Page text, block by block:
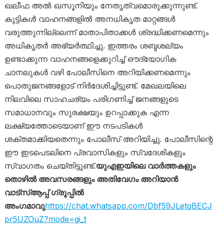
ഖലീഫ അൽ ഖസൂനിയും നേതൃത്വമൊരുക്കുന്നുണ്ട്.
കുട്ടികൾ വാഹനങ്ങളിൽ അനധികൃത മാറ്റങ്ങൾ
വരുത്തുന്നില്ലെന്ന് മാതാപിതാക്കൾ ശ്രദ്ധിക്കണമെന്നും
അധികൃതർ അഭ്യർത്ഥിച്ചു. ഇത്തരം ശബ്ദശല്യം
ഉണ്ടാക്കുന്ന വാഹനങ്ങളെക്കുറിച്ച് ഔദ്യോഗിക
ചാനലുകൾ വഴി പോലീസിനെ അറിയിക്കണമെന്നും
പൊതുജനങ്ങളോട് നിർദേശിച്ചിട്ടുണ്ട്. മേഖലയിലെ
നിലവിലെ സാഹചര്യം പരിഗണിച്ച് ജനങ്ങളുടെ
സമാധാനവും സുരക്ഷയും ഉറപ്പാക്കുക എന്ന
ലക്ഷ്യത്തോടെയാണ് ഈ നടപടികൾ
ശക്തമാക്കിയതെന്നും പോലീസ് അറിയിച്ചു. പോലീസിന്റെ
ഈ ഇടപെടലിനെ പ്രവാസികളും സ്വദേശികളും
സ്വാഗതം ചെയ്തിട്ടുണ്ട്.യുഎഇയിലെ വാർത്തകളും
തൊഴിൽ അവസരങ്ങളും അതിവേഗം അറിയാൻ
വാട്സ്ആപ്പ് ഗ്രൂപ്പിൽ
അംഗമാവുhttps://chat.whatsapp.com/Dbf59JLetgBECJ
pr5UZOuZ?mode=gi_t